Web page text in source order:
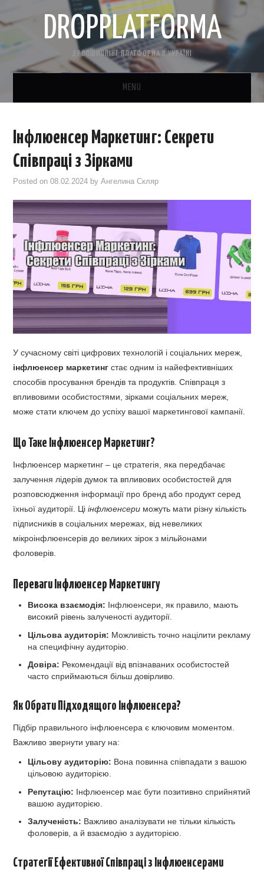
DROPPLATFORMA
ДРОПШИППІНГ ПЛАТФОРМА В УКРАЇНІ
MENU
КОНТАКТНА ІНФОРМАЦІЯ
ПРО НАС
САЙТ БЕЗКОШТОВНО
CRM ДЛЯ ТОВАРКИ
Інфлюенсер Маркетинг: Секрети
Співпраці з Зірками
Posted on08.02.2024 byАнгелина Скляр
У сучасному світі цифрових технологій і соціальних мереж,
інфлюенсер маркетинг стає одним із найефективніших
способів просування брендів та продуктів. Співпраця з
впливовими особистостями, зірками соціальних мереж,
може стати ключем до успіху вашої маркетингової кампанії.
Що Таке Інфлюенсер Маркетинг?
Інфлюенсер маркетинг – це стратегія, яка передбачає
залучення лідерів думок та впливових особистостей для
розповсюдження інформації про бренд або продукт серед
їхньої аудиторії. Ціінфлюенсери можуть мати різну кількість
підписників в соціальних мережах, від невеликих
мікроінфлюенсерів до великих зірок з мільйонами
фоловерів.
Переваги Інфлюенсер Маркетингу
Висока взаємодія: Інфлюенсери, як правило, мають
високий рівень залученості аудиторії.
Цільова аудиторія: Можливість точно націлити рекламу
на специфічну аудиторію.
Довіра: Рекомендації від впізнаваних особистостей
часто сприймаються більш довірливо.
Як Обрати Підходящого Інфлюенсера?
Підбір правильного інфлюенсера є ключовим моментом.
Важливо звернути увагу на:
Цільову аудиторію: Вона повинна співпадати з вашою
цільовою аудиторією.
Репутацію: Інфлюенсер має бути позитивно сприйнятий
вашою аудиторією.
Залученість: Важливо аналізувати не тільки кількість
фоловерів, а й взаємодію з аудиторією.
Стратегії Ефективної Співпраці з Інфлюенсерами